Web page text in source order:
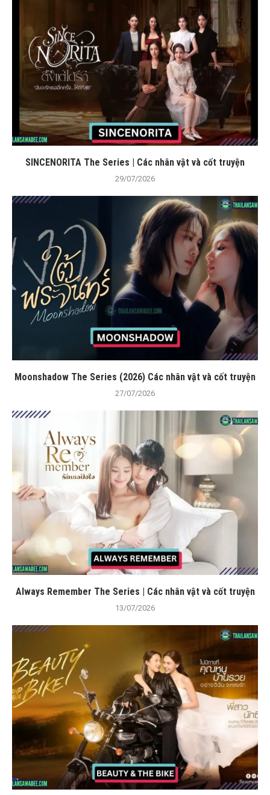
SINCENORITA The Series | Các nhân vật và cốt truyện
29/07/2026
Moonshadow The Series (2026) Các nhân vật và cốt truyện
27/07/2026
Always Remember The Series | Các nhân vật và cốt truyện
13/07/2026